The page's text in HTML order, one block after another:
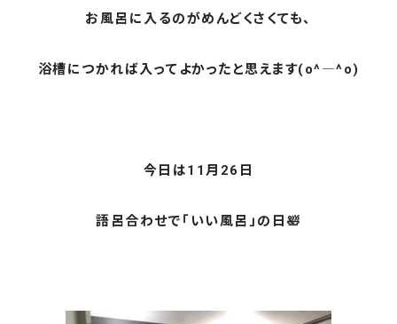
お風呂に入るのがめんどくさくても、
浴槽につかれば入ってよかったと思えます(o^―^o)
今日は11月26日
語呂合わせで「いい風呂」の日🛀